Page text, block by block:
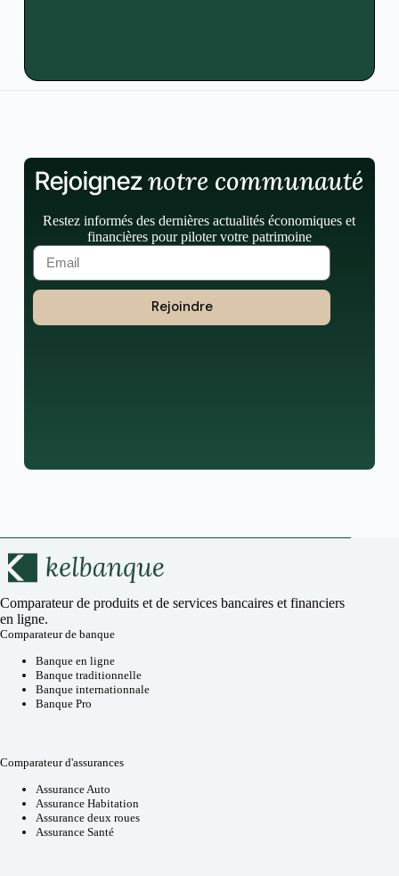
Rejoigneznotre communauté
Restez informés des dernières actualités économiques et
financières pour piloter votre patrimoine
Rejoindre
Comparateur de produits et de services bancaires et financiers
en ligne.
Comparateur de banque
Banque en ligne
Banque traditionnelle
Banque internationnale
Banque Pro
Comparateur d'assurances
Assurance Auto
Assurance Habitation
Assurance deux roues
Assurance Santé